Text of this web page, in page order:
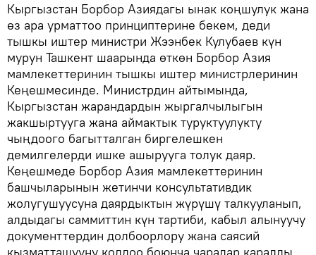
Кыргызстан Борбор Азиядагы ынак коңшулук жана
өз ара урматтоо принциптерине бекем, деди
тышкы иштер министри Жээнбек Кулубаев күн
мурун Ташкент шаарында өткөн Борбор Азия
мамлекеттеринин тышкы иштер министрлеринин
Кеңешмесинде. Министрдин айтымында,
Кыргызстан жарандардын жыргалчылыгын
жакшыртууга жана аймактык туруктуулукту
чыңдоого багытталган биргелешкен
демилгелерди ишке ашырууга толук даяр.
Кеңешмеде Борбор Азия мамлекеттеринин
башчыларынын жетинчи консультативдик
жолугушуусуна даярдыктын жүрүшү талкууланып,
алдыдагы саммиттин күн тартиби, кабыл алынуучу
документтердин долбоорлору жана саясий